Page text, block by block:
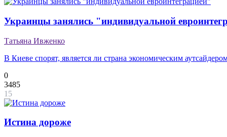
Украинцы занялись "индивидуальной
Татьяна Ивженко
В Киеве спорят, является ли страна экономическим
0
3485
15
Истина дороже